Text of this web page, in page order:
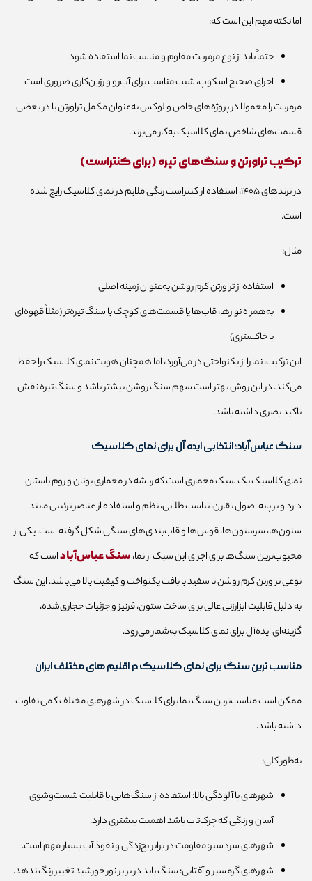
اما نکته مهم این است که:
حتماً باید از نوع مرمریت مقاوم و مناسب نما استفاده شود
اجرای صحیح اسکوپ، شیب مناسب برای آب‌رو و رزین‌کاری ضروری است
مرمریت را معمولا در پروژه‌های خاص و لوکس به‌عنوان مکمل تراورتن یا در بعضی
قسمت‌های شاخص نمای کلاسیک به‌کار می‌برند.
ترکیب تراورتن و سنگ‌های تیره (برای کنتراست)
در ترندهای ۱۴۰۵، استفاده از کنتراست رنگی ملایم در نمای کلاسیک رایج شده
است.
مثال:
استفاده از تراورتن کرم روشن به‌عنوان زمینه اصلی
به‌همراه نوارها، قاب‌ها یا قسمت‌های کوچک با سنگ تیره‌تر (مثلاً قهوه‌ای
یا خاکستری)
این ترکیب، نما را از یکنواختی در می‌آورد، اما همچنان هویت نمای کلاسیک را حفظ
می‌کند. در این روش بهتر است سهم سنگ روشن بیشتر باشد و سنگ تیره نقش
تاکید بصری داشته باشد.
سنگ عباس‌آباد؛ انتخابی ایده‌ آل برای نمای کلاسیک
نمای کلاسیک یک سبک معماری است که ریشه در معماری یونان و روم باستان
دارد و بر پایه اصول تقارن، تناسب طلایی، نظم و استفاده از عناصر تزئینی مانند
ستون‌ها، سرستون‌ها، قوس‌ها و قاب‌بندی‌های سنگی شکل گرفته است. یکی از
محبوب‌ترین سنگ‌ها برای اجرای این سبک از نما،سنگ عباس‌آباداست که
نوعی تراورتن کرم روشن تا سفید با بافت یکنواخت و کیفیت بالا می‌باشد. این سنگ
به دلیل قابلیت ابزارزنی عالی برای ساخت ستون، قرنیز و جزئیات حجاری‌شده،
گزینه‌ای ایده‌آل برای نمای کلاسیک به‌شمار می‌رود.
مناسب‌ ترین سنگ برای نمای کلاسیک در اقلیم‌ های مختلف ایران
ممکن است مناسب‌ترین سنگ نما برای کلاسیک در شهرهای مختلف کمی تفاوت
داشته باشد.
به‌طور کلی:
شهرهای با آلودگی بالا: استفاده از سنگ‌هایی با قابلیت شست‌وشوی
آسان و رنگی که چرک‌تاب باشد اهمیت بیشتری دارد.
شهرهای سردسیر: مقاومت در برابر یخ‌زدگی و نفوذ آب بسیار مهم است.
شهرهای گرمسیر و آفتابی: سنگ باید در برابر نور خورشید تغییر رنگ ندهد.